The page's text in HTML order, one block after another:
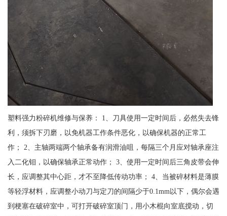
塑料强力粉碎机维修与保养： 1、刀具使用一定时间后，必然失去锋
利，须拆下刃磨，以免机器工作条件恶化，以确保机器的正常工
作； 2、主轴两端两个轴承备有润滑油咀，每隔三个月应对轴承座注
入二化钼，以确保轴承正常动作； 3、使用一定时间后三角皮带会伸
长，应调整其中心距，才不至降低传动功率； 4、当被碎材料是薄膜
等轻浮材料，应调整小动刀与定刀的间隔少于0.1mm以下，偶尔会遇
到梗塞在破碎室中，可打开破碎室顶门，用小木棍向室底搅动，切